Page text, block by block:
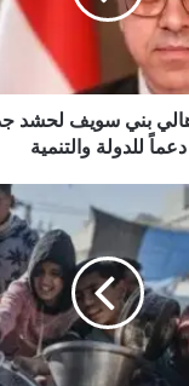
بني سويف لحشد
دعماً للدولة والتنمية